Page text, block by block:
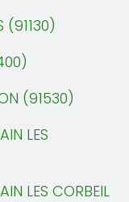
(91530)
LES
LES CORBEIL